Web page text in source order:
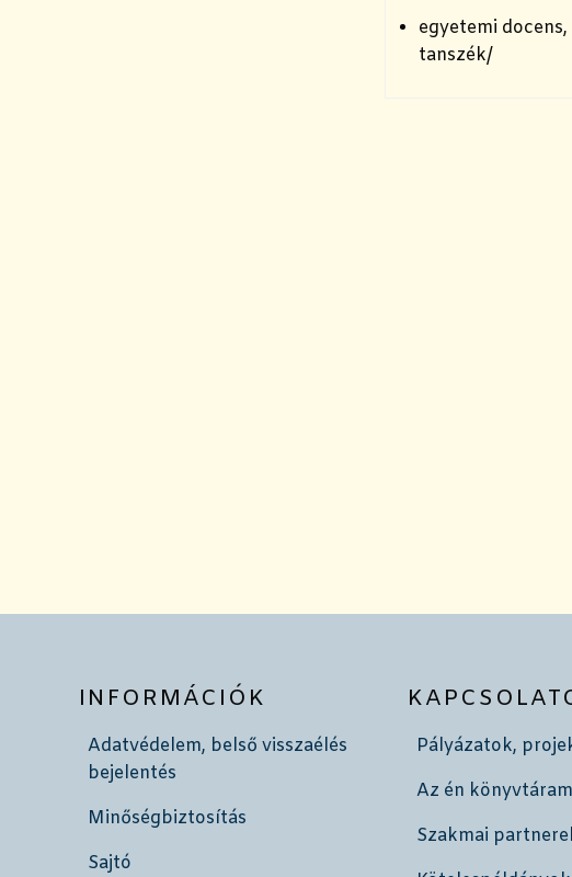
egyetemi
tanszék/
INFORMÁCIÓK
Adatvédelem, belső visszaélés
bejelentés
Minőségbiztosítás
Sajtó
Pályázatok,
Az én könyvtáram
Szakmai